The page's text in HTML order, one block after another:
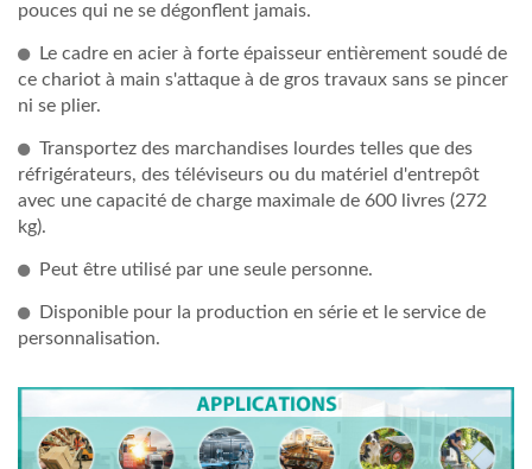
pouces qui ne se dégonflent jamais.
Le cadre en acier à forte épaisseur entièrement soudé de
ce chariot à main s'attaque à de gros travaux sans se pincer
ni se plier.
Transportez des marchandises lourdes telles que des
réfrigérateurs, des téléviseurs ou du matériel d'entrepôt
avec une capacité de charge maximale de 600 livres (272
kg).
Peut être utilisé par une seule personne.
Disponible pour la production en série et le service de
personnalisation.